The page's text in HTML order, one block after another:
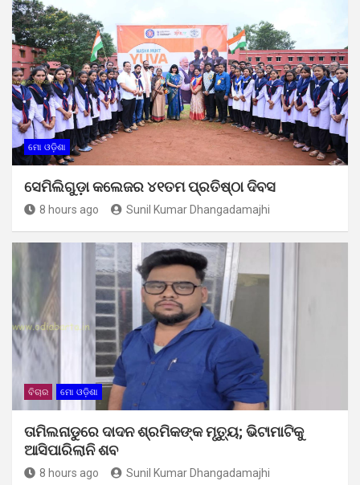
ମୋ ଓଡ଼ିଶା
ସେମିଲିଗୁଡ଼ା କଲେଜର ୪୧ତମ ପ୍ରତିଷ୍ଠା ଦିବସ
8 hours ago Sunil Kumar Dhangadamajhi
ବିଚାର ମୋ ଓଡ଼ିଶା
ତାମିଲନାଡୁରେ ଦାଦନ ଶ୍ରମିକଙ୍କ ମୃତ୍ୟୁ; ଭିଟାମାଟିକୁ
ଆସିପାରିଲାନି ଶବ
8 hours ago Sunil Kumar Dhangadamajhi